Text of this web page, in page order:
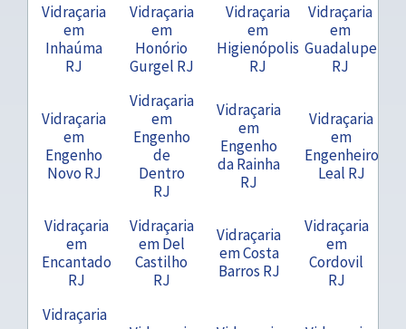
Vidraçaria
em
Inhaúma
RJ
Vidraçaria
em
Honório
Gurgel RJ
Vidraçaria
em
Higienópolis
RJ
Vidraçaria
em
Guadalupe
RJ
Vidraçaria
em
Engenho
Novo RJ
Vidraçaria
em
Engenho
de
Dentro
RJ
Vidraçaria
em
Engenho
da Rainha
RJ
Vidraçaria
em
Engenheiro
Leal RJ
Vidraçaria
em
Encantado
RJ
Vidraçaria
em Del
Castilho
RJ
Vidraçaria
em Costa
Barros RJ
Vidraçaria
em
Cordovil
RJ
Vidraçaria